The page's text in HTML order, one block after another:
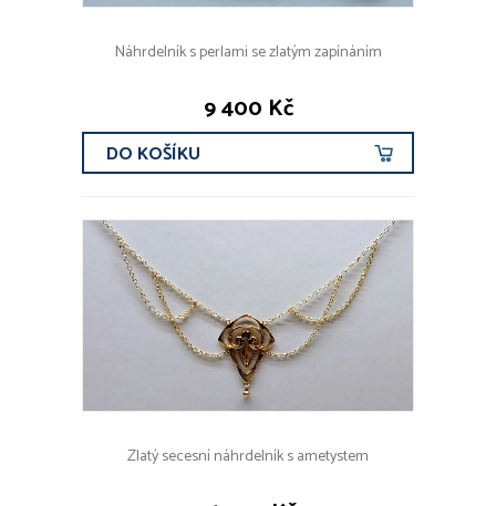
Náhrdelník s perlami se zlatým zapínáním
9 400 Kč
DO KOŠÍKU
Zlatý secesní náhrdelník s ametystem